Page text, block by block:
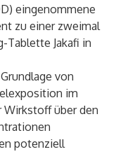
eingenommene
zu einer zweimal
Tablette Jakafi in
von
im
Wirkstoff über den
potenziell